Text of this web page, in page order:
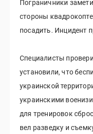
Пограничники
стороны
посадить. Инцидент
Специалисты
установили, что
украинской
украинскими
для тренировок
вел разведку и